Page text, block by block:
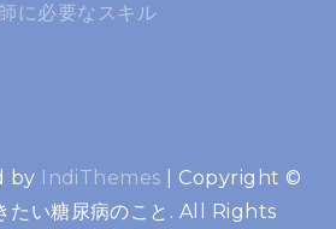
に必要なスキル
by IndiThemes
Copyright ©
たい糖尿病のこと. All Rights